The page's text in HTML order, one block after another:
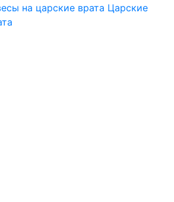
на царские врата Царские